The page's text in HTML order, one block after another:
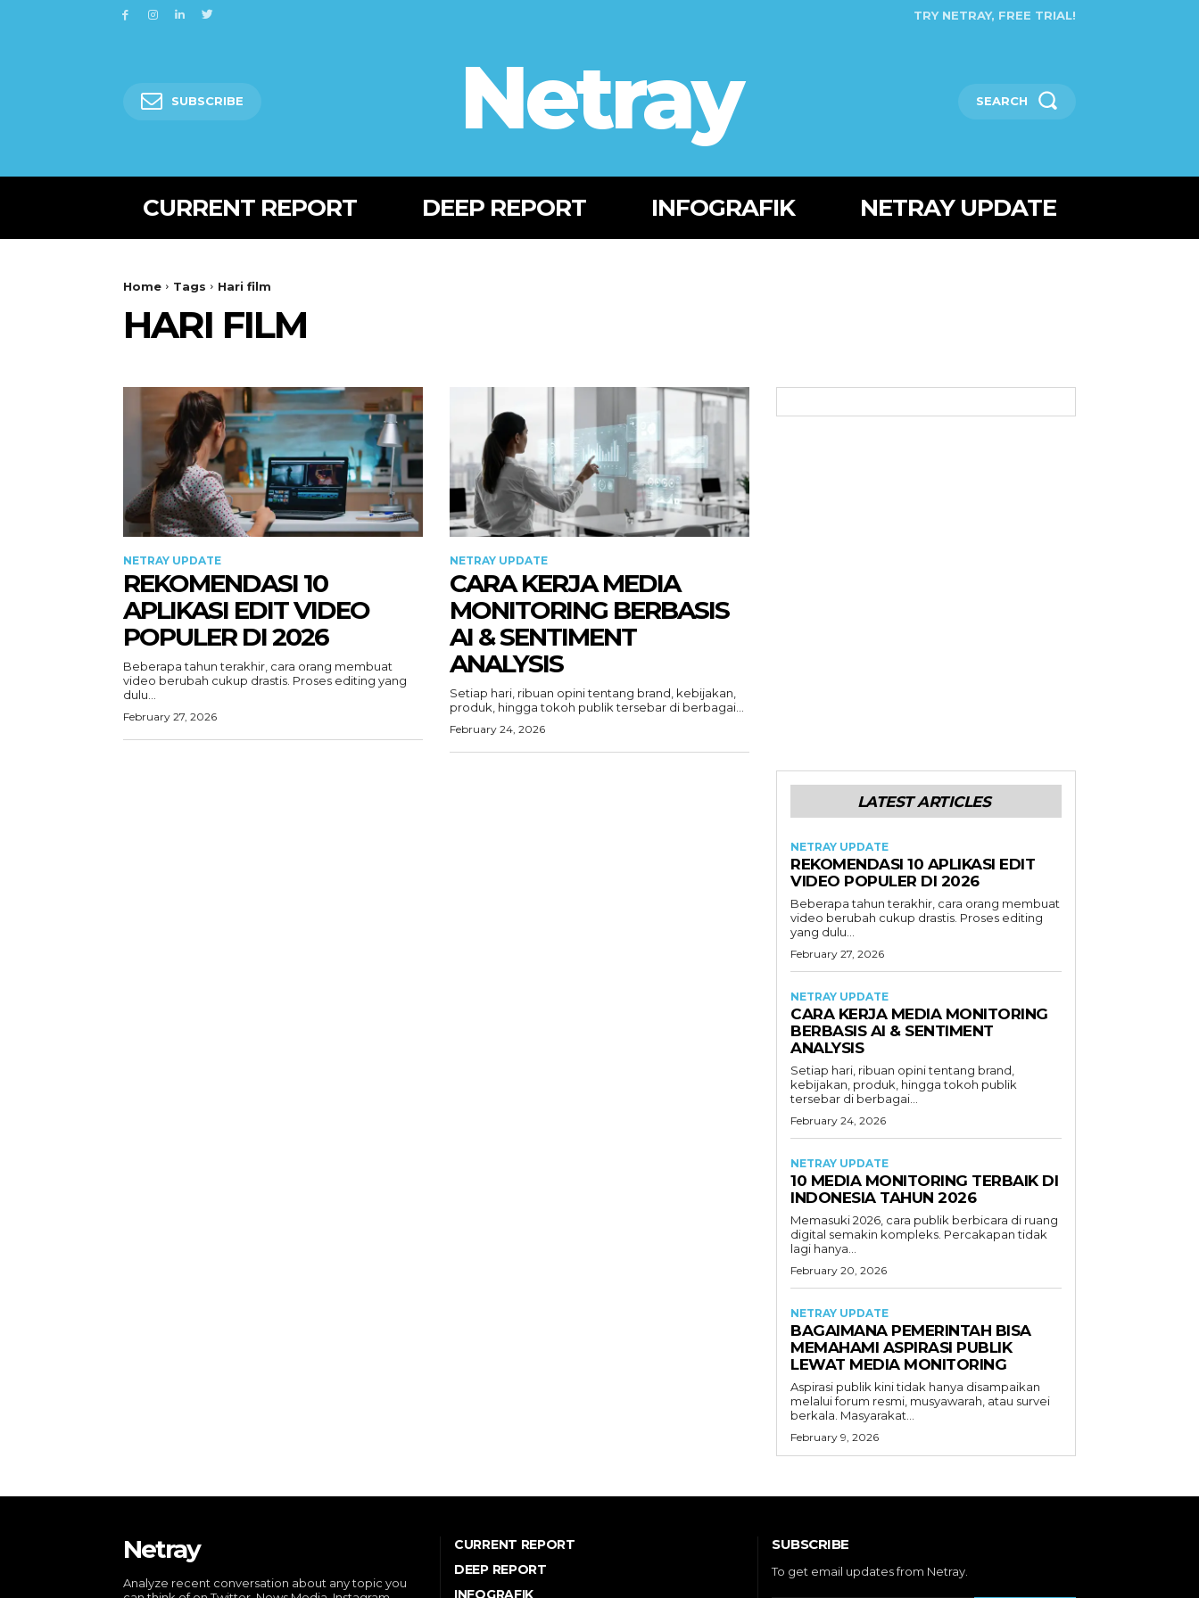
TRY NETRAY, FREE TRIAL!
SUBSCRIBE Netray SEARCH
CURRENT REPORT DEEP REPORT INFOGRAFIK NETRAY UPDATE
Home Tags Hari film
HARI FILM
NETRAY UPDATE
REKOMENDASI 10
APLIKASI EDIT VIDEO
POPULER DI 2026
Beberapa tahun terakhir, cara orang membuat
video berubah cukup drastis. Proses editing yang
dulu...
February 27, 2026
NETRAY UPDATE
CARA KERJA MEDIA
MONITORING BERBASIS
AI & SENTIMENT
ANALYSIS
Setiap hari, ribuan opini tentang brand, kebijakan,
produk, hingga tokoh publik tersebar di berbagai...
February 24, 2026
LATEST ARTICLES
NETRAY UPDATE
REKOMENDASI 10 APLIKASI EDIT
VIDEO POPULER DI 2026
Beberapa tahun terakhir, cara orang membuat
video berubah cukup drastis. Proses editing
yang dulu...
February 27, 2026
NETRAY UPDATE
CARA KERJA MEDIA MONITORING
BERBASIS AI & SENTIMENT
ANALYSIS
Setiap hari, ribuan opini tentang brand,
kebijakan, produk, hingga tokoh publik
tersebar di berbagai...
February 24, 2026
NETRAY UPDATE
10 MEDIA MONITORING TERBAIK DI
INDONESIA TAHUN 2026
Memasuki 2026, cara publik berbicara di ruang
digital semakin kompleks. Percakapan tidak
lagi hanya...
February 20, 2026
NETRAY UPDATE
BAGAIMANA PEMERINTAH BISA
MEMAHAMI ASPIRASI PUBLIK
LEWAT MEDIA MONITORING
Aspirasi publik kini tidak hanya disampaikan
melalui forum resmi, musyawarah, atau survei
berkala. Masyarakat...
February 9, 2026
Netray
Analyze recent conversation about any topic you
CURRENT REPORT
DEEP REPORT
INFOGRAFIK
SUBSCRIBE
To get email updates from Netray.